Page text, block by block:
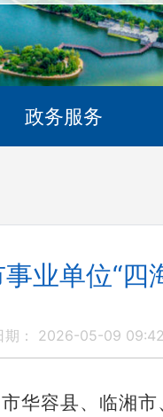
政务服务
业单位“四
期： 2026-05-09 09:42
华容县、临湘